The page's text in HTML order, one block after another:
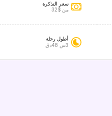
سعر التذكرة
من $32
أطول رحلة
3س 48دق